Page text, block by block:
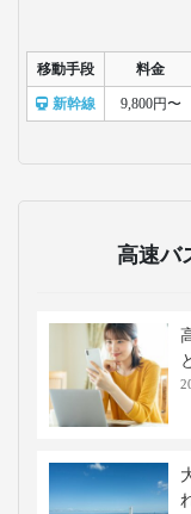
移動手段 料金
新幹線 9,800円〜
高速バ